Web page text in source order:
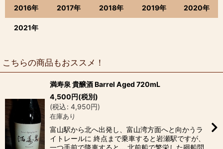
2016年 2017年 2018年 2019年 2020年
2021年
こちらの商品もおススメ！
満寿泉 貴醸酒 Barrel Aged 720mL
4,500円(税別)
(税込: 4,950円)
在庫あり
富山駅から北へ出発し、富山湾方面へと向かうラ
イトレールに 終点まで乗車すると岩瀬駅ですが、